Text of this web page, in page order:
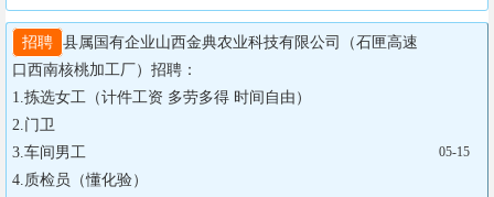
招聘 县属国有企业山西金典农业科技有限公司（石匣高速
口西南核桃加工厂）招聘：
1.拣选女工（计件工资 多劳多得 时间自由）
2.门卫
3.车间男工
4.质检员（懂化验）
05-15